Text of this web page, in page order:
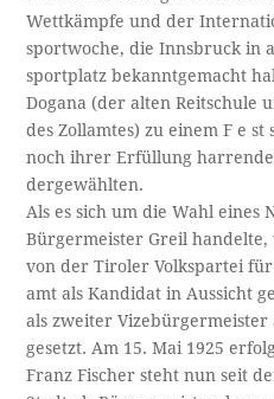
Wettkämpfe und der
sportwoche, die Innsbruck in
sportplatz bekanntgemacht
Dogana (der alten Reitschule
des Zollamtes) zu einem F e st
noch ihrer Erfüllung
dergewählten.
Als es sich um die Wahl eines
Bürgermeister Greil
von der Tiroler Volkspartei
amt als Kandidat in Aussicht
als zweiter Vizebürgermeister
gesetzt. Am 15. Mai 1925
Franz Fischer steht nun seit